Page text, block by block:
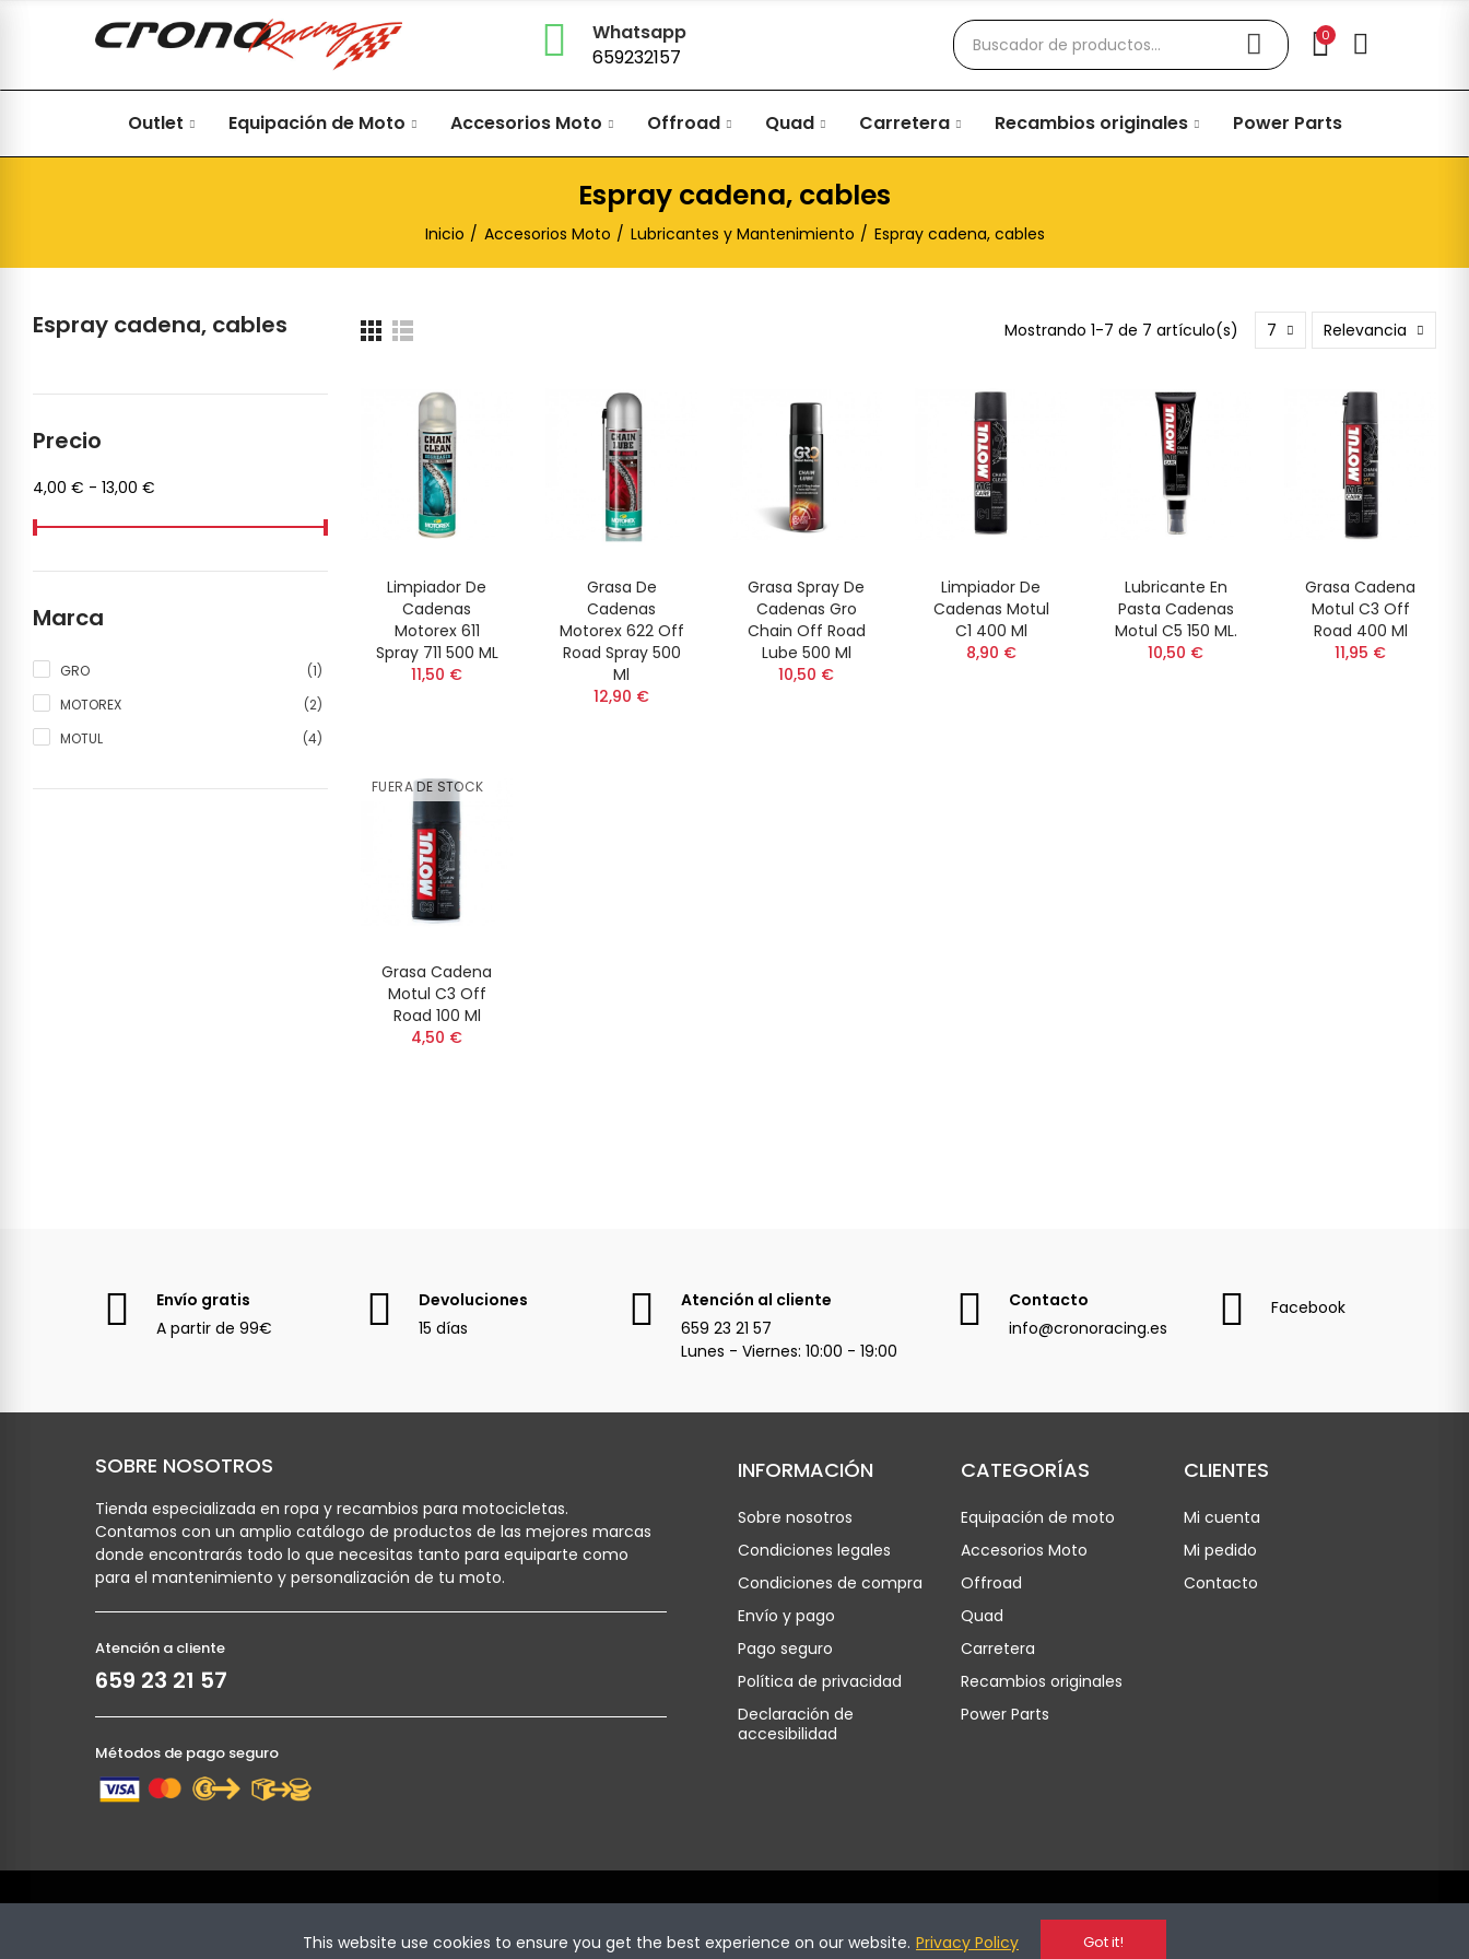
Whatsapp
659232157
0
Outlet Equipación de Moto Accesorios Moto Offroad Quad Carretera Recambios originales Power Parts
Espray cadena, cables
Inicio Accesorios Moto Lubricantes y Mantenimiento Espray cadena, cables
Mostrando 1-7 de 7 artículo(s) 7 Relevancia
Limpiador De
Cadenas
Motorex 611
Spray 711 500 ML
11,50 €
Grasa De
Cadenas
Motorex 622 Off
Road Spray 500
Ml
12,90 €
Grasa Spray De
Cadenas Gro
Chain Off Road
Lube 500 Ml
10,50 €
Limpiador De
Cadenas Motul
C1 400 Ml
8,90 €
Lubricante En
Pasta Cadenas
Motul C5 150 ML.
10,50 €
Grasa Cadena
Motul C3 Off
Road 400 Ml
11,95 €
FUERA DE STOCK
Grasa Cadena
Motul C3 Off
Road 100 Ml
4,50 €
Espray cadena, cables
Precio
4,00 € - 13,00 €
Marca
GRO
(1)
MOTOREX
(2)
MOTUL
(4)
Envío gratis
A partir de 99€
Devoluciones
15 días
Atención al cliente
659 23 21 57
Lunes - Viernes: 10:00 - 19:00
Contacto
info@cronoracing.es
Facebook
SOBRE NOSOTROS
Tienda especializada en ropa y recambios para motocicletas.
Contamos con un amplio catálogo de productos de las mejores marcas
donde encontrarás todo lo que necesitas tanto para equiparte como
para el mantenimiento y personalización de tu moto.
Atención a cliente
659 23 21 57
Métodos de pago seguro
INFORMACIÓN
Sobre nosotros
Condiciones legales
Condiciones de compra
Envío y pago
Pago seguro
Política de privacidad
Declaración de
accesibilidad
CATEGORÍAS
Equipación de moto
Accesorios Moto
Offroad
Quad
Carretera
Recambios originales
Power Parts
CLIENTES
Mi cuenta
Mi pedido
Contacto
This website use cookies to ensure you get the best experience on our website. Privacy Policy Got it!